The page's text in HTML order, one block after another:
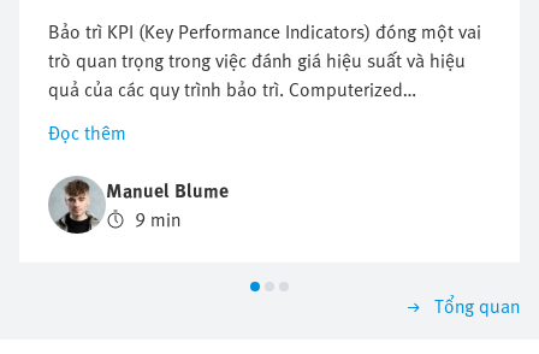
Bảo trì KPI (Key Performance Indicators) đóng một vai
trò quan trọng trong việc đánh giá hiệu suất và hiệu
quả của các quy trình bảo trì. Computerized
Maintenance Management System (CMMS) cung cấp
giải pháp để cải thiện các KPI này và tối ưu hóa hiệu
suất bảo trì. Trong bài viết này, chúng tôi sẽ thảo luận
về lợi ích của CMMS trong việc cải thiện bảo trì KPI
(MTBF/MTTR/OEE) và giải thích cách nó có thể giúp
Đọc thêm
Manuel Blume
9 min
Tổng quan